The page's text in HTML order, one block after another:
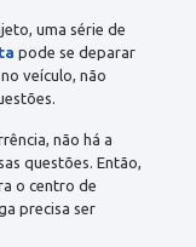
uma série de
pode se deparar
veículo, não
não há a
questões. Então,
o centro de
precisa ser